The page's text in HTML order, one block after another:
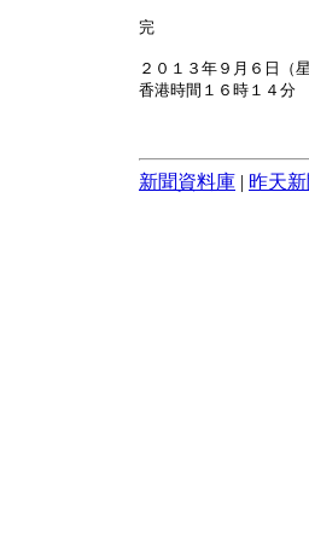
完
２０１３年９月６日（星
香港時間１６時１４分
新聞資料庫 | 昨天新